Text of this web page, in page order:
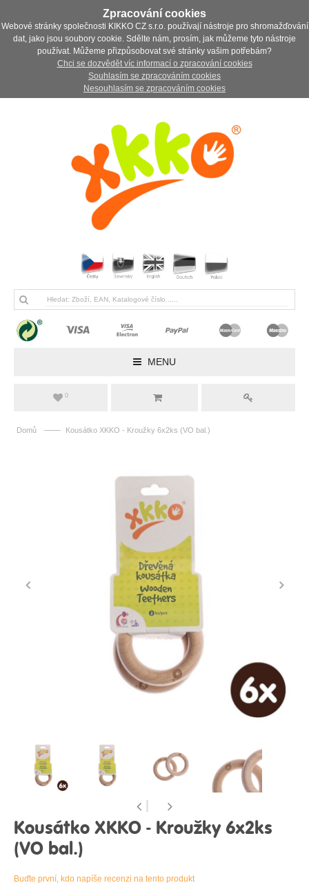
Zpracování cookies
Webové stránky společnosti KIKKO CZ s.r.o. používají nástroje pro shromažďování
dat, jako jsou soubory cookie. Sdělte nám, prosím, jak můžeme tyto nástroje
používat. Můžeme přizpůsobovat své stránky vašim potřebám?
Chci se dozvědět víc informací o zpracování cookies
Souhlasím se zpracováním cookies
Nesouhlasím se zpracováním cookies
MENU
0
Domů —— Kousátko XKKO - Kroužky 6x2ks (VO bal.)
Kousátko XKKO - Kroužky 6x2ks
(VO bal.)
Buďte první, kdo napíše recenzi na tento produkt